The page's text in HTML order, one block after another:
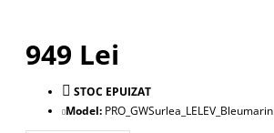
949 Lei
STOC EPUIZAT
Model: PRO_GWSurlea_LELEV_Bleumarin